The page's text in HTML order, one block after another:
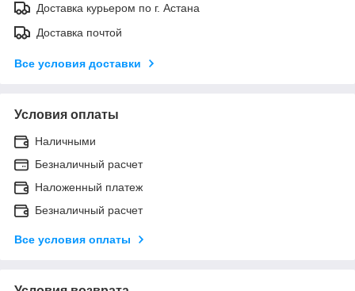
Доставка курьером по г. Астана
Доставка почтой
Все условия доставки
Условия оплаты
Наличными
Безналичный расчет
Наложенный платеж
Безналичный расчет
Все условия оплаты